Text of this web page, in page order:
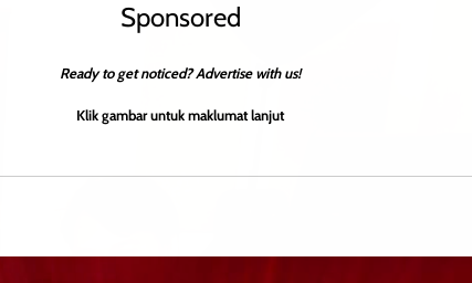
Sponsored
Ready to get noticed? Advertise with us!
Klik gambar untuk maklumat lanjut